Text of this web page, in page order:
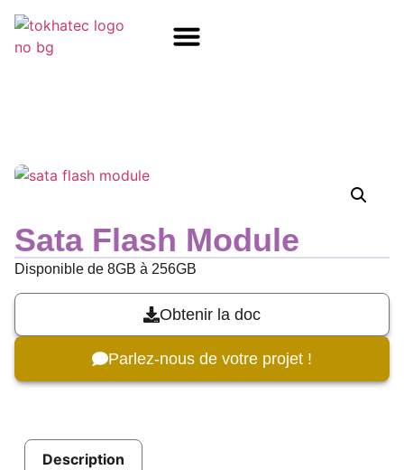
Sata Flash Module
Disponible de 8GB à 256GB
Obtenir la doc
Parlez-nous de votre projet !
Description